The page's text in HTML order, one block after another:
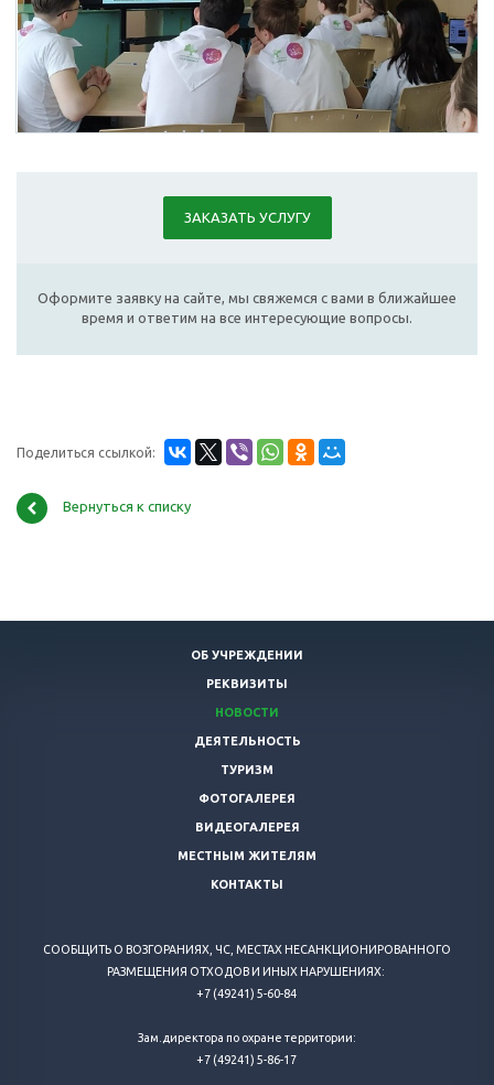
ЗАКАЗАТЬ УСЛУГУ
Оформите заявку на сайте, мы свяжемся с вами в ближайшее
время и ответим на все интересующие вопросы.
Поделиться ссылкой:
Вернуться к списку
ОБ УЧРЕЖДЕНИИ
РЕКВИЗИТЫ
НОВОСТИ
ДЕЯТЕЛЬНОСТЬ
ТУРИЗМ
ФОТОГАЛЕРЕЯ
ВИДЕОГАЛЕРЕЯ
МЕСТНЫМ ЖИТЕЛЯМ
КОНТАКТЫ
СООБЩИТЬ О ВОЗГОРАНИЯХ, ЧС, МЕСТАХ НЕСАНКЦИОНИРОВАННОГО
РАЗМЕЩЕНИЯ ОТХОДОВ И ИНЫХ НАРУШЕНИЯХ:
+7 (49241) 5-60-84
Зам.директора по охране территории:
+7 (49241) 5-86-17